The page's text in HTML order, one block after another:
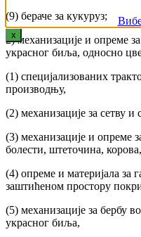
(9) бераче за кукуруз;
2) механизације и опреме
украсног биља, односно
(1) специјализованих
производњу,
(2) механизације за сетву
(3) механизације и опреме
болести, штеточина,
(4) опреме и материјала за
заштићеном простору
(5) механизације за бербу
украсног биља,
x